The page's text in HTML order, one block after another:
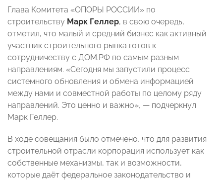
Глава Комитета «ОПОРЫ РОССИИ» по
строительству Марк Геллер, в свою очередь,
отметил, что малый и средний бизнес как активный
участник строительного рынка готов к
сотрудничеству с ДОМ.РФ по самым разным
направлениям. «Сегодня мы запустили процесс
системного обновления и обмена информацией
между нами и совместной работы по целому ряду
направлений. Это ценно и важно», — подчеркнул
Марк Геллер.
В ходе совещания было отмечено, что для развития
строительной отрасли корпорация использует как
собственные механизмы, так и возможности,
которые даёт федеральное законодательство и